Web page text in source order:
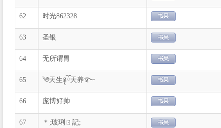
62 时光862328
63 圣银
64 无所谓胃
65 ༄天生࿑ོ天养࿐
66 庞博好帅
67 ＊;玻琍ㄖ記;